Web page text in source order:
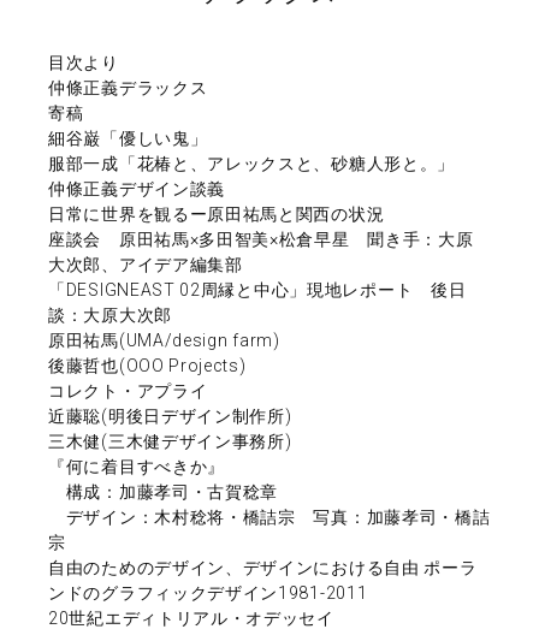
目次より
仲條正義デラックス
寄稿
細谷巌「優しい鬼」
服部一成「花椿と、アレックスと、砂糖人形と。」
仲條正義デザイン談義
日常に世界を観るー原田祐馬と関西の状況
座談会 原田祐馬×多田智美×松倉早星 聞き手：大原
大次郎、アイデア編集部
「DESIGNEAST 02周縁と中心」現地レポート 後日
談：大原大次郎
原田祐馬(UMA/design farm)
後藤哲也(OOO Projects)
コレクト・アプライ
近藤聡(明後日デザイン制作所)
三木健(三木健デザイン事務所)
『何に着目すべきか』
構成：加藤孝司・古賀稔章
デザイン：木村稔将・橋詰宗 写真：加藤孝司・橋詰
宗
自由のためのデザイン、デザインにおける自由 ポーラ
ンドのグラフィックデザイン1981-2011
20世紀エディトリアル・オデッセイ